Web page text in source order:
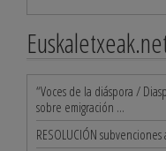
“Voces de la diáspora /
sobre emigración ...
RESOLUCIÓN subvenciones